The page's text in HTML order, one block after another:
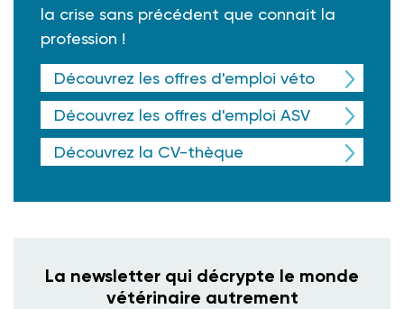
la crise sans précédent que connait la
profession !
Découvrez les offres d'emploi véto
Découvrez les offres d'emploi ASV
Découvrez la CV-thèque
La newsletter qui décrypte le monde
vétérinaire autrement